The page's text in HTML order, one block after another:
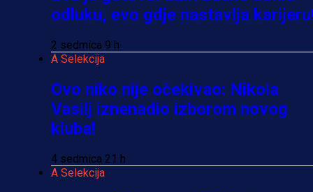
odluku, evo gdje nastavlja
2 sedmica 9 h
A Selekcija
Ovo niko nije očekivao: Nikola
Vasilj iznenadio izborom novog
kluba!
4 sedmica 21 h
A Selekcija